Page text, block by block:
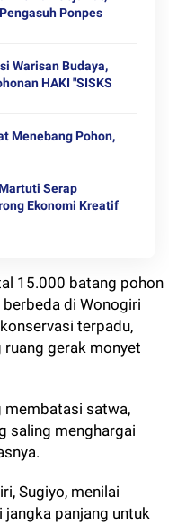
Ponpes
Warisan Budaya,
HAKI "SISKS
Menebang Pohon,
Serap
Ekonomi Kreatif
15.000 batang pohon
di Wonogiri
terpadu,
gerak monyet
membatasi satwa,
saling menghargai
Sugiyo, menilai
jangka panjang untuk